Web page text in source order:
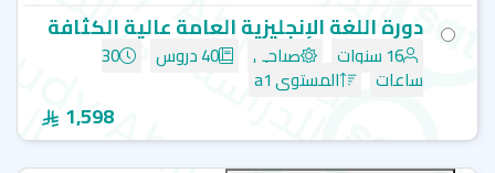
دورة اللغة الإنجليزية العامة عالية الكثافة
16 سنوات صباحي 40 دروس 30
ساعات المستوى a1
1,598